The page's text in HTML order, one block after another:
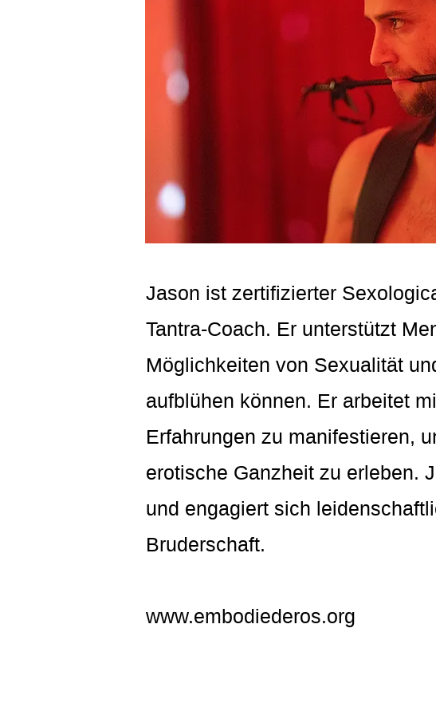
Jason ist zertifizierter
Tantra-Coach. Er unterstützt
Möglichkeiten von Sexualität
aufblühen können. Er arbeitet
Erfahrungen zu manifestieren,
erotische Ganzheit zu erleben.
und engagiert sich
Bruderschaft.
www.embodiederos.org